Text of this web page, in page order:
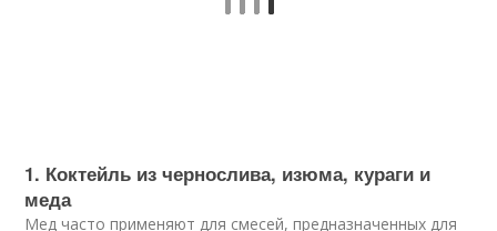
1. Коктейль из чернослива, изюма, кураги и
меда
Мед часто применяют для смесей, предназначенных для